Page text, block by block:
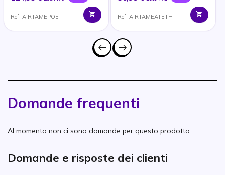
Ref: AIRTAMEPOE Ref: AIRTAMEATETH
Domande frequenti
Al momento non ci sono domande per questo prodotto.
Domande e risposte dei clienti